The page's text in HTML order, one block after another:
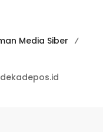
Media Siber